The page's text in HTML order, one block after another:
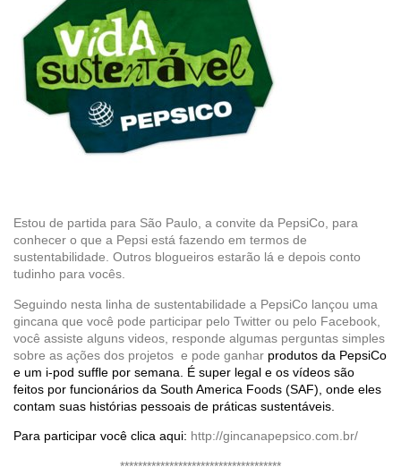
Estou de partida para São Paulo, a convite da PepsiCo, para
conhecer o que a Pepsi está fazendo em termos de
sustentabilidade. Outros blogueiros estarão lá e depois conto
tudinho para vocês.
Seguindo nesta linha de sustentabilidade a PepsiCo lançou uma
gincana que você pode participar pelo Twitter ou pelo Facebook,
você assiste alguns videos, responde algumas perguntas simples
sobre as ações dos projetos e pode ganhar produtos da PepsiCo
e um i-pod suffle por semana . É super legal e os vídeos são
feitos por funcionários da South America Foods (SAF), onde eles
contam suas histórias pessoais de práticas sustentáveis.
Para participar você clica aqui: http://gincanapepsico.com.br/